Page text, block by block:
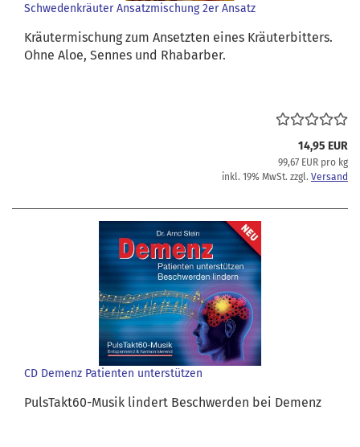
Schwedenkräuter Ansatzmischung 2er Ansatz
Kräutermischung zum Ansetzten eines Kräuterbitters.
Ohne Aloe, Sennes und Rhabarber.
14,95 EUR
99,67 EUR pro kg
inkl. 19% MwSt. zzgl. Versand
CD Demenz Patienten unterstützen
PulsTakt60-Musik lindert Beschwerden bei Demenz